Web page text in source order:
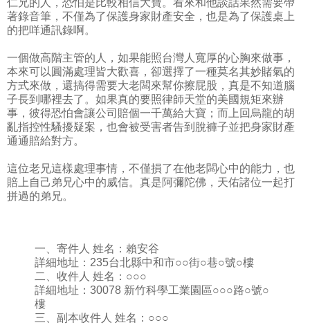
仁兄的人，恐怕是比較相信大寶。看來和他談話果然需要帶
著錄音筆，不僅為了保護身家財產安全，也是為了保護桌上
的把咩通訊錄啊。
一個做高階主管的人，如果能照台灣人寬厚的心胸來做事，
本來可以圓滿處理皆大歡喜，卻選擇了一種莫名其妙賭氣的
方式來做，還搞得需要大老闆來幫你擦屁股，真是不知道腦
子長到哪裡去了。如果真的要照律師天堂的美國規矩來辦
事，彼得恐怕會讓公司賠個一千萬給大寶；而上回烏龍的胡
亂指控性騷擾疑案，也會被受害者告到脫褲子並把身家財產
通通賠給對方。
這位老兄這樣處理事情，不僅損了在他老闆心中的能力，也
賠上自己弟兄心中的威信。真是阿彌陀佛，天佑諸位一起打
拼過的弟兄。
一、寄件人 姓名：賴安谷
詳細地址：235台北縣中和市○○街○巷○號○樓
二、收件人 姓名：○○○
詳細地址：30078 新竹科學工業園區○○○路○號○
樓
三、副本收件人 姓名：○○○